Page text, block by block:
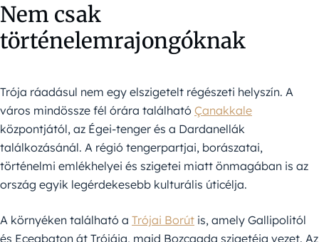
Nem csak
történelemrajongóknak
Trója ráadásul nem egy elszigetelt régészeti helyszín. A
város mindössze fél órára található Çanakkale
központjától, az Égei-tenger és a Dardanellák
találkozásánál. A régió tengerpartjai, borászatai,
történelmi emlékhelyei és szigetei miatt önmagában is az
ország egyik legérdekesebb kulturális úticélja.
A környéken található a Trójai Borút is, amely Gallipolitól
és Eceabaton át Trójáig, majd Bozcaada szigetéig vezet. Az